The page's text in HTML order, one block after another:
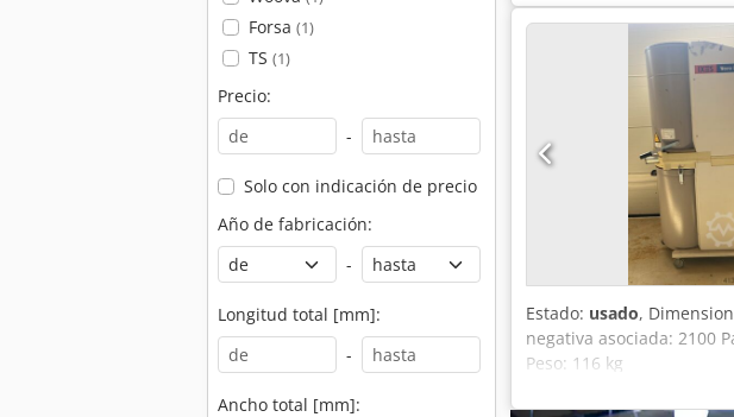
Forsa (1)
TS (1)
Precio:
-
Solo con indicación de precio
Año de fabricación:
-
Longitud total [mm]:
-
Ancho total [mm]:
Consola para carro
Estado: usado,
negativa asociada: 2100
Peso: 116 kg